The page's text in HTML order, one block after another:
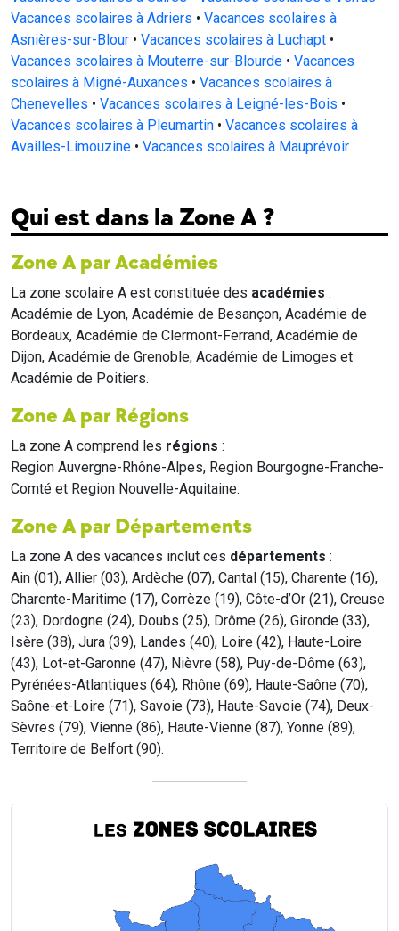
Vacances scolaires à Adriers • Vacances scolaires à
Asnières-sur-Blour • Vacances scolaires à Luchapt •
Vacances scolaires à Mouterre-sur-Blourde • Vacances
scolaires à Migné-Auxances • Vacances scolaires à
Chenevelles • Vacances scolaires à Leigné-les-Bois •
Vacances scolaires à Pleumartin • Vacances scolaires à
Availles-Limouzine • Vacances scolaires à Mauprévoir
Qui est dans la Zone A ?
Zone A par Académies
La zone scolaire A est constituée des académies :
Académie de Lyon, Académie de Besançon, Académie de
Bordeaux, Académie de Clermont-Ferrand, Académie de
Dijon, Académie de Grenoble, Académie de Limoges et
Académie de Poitiers.
Zone A par Régions
La zone A comprend les régions :
Region Auvergne-Rhône-Alpes, Region Bourgogne-Franche-
Comté et Region Nouvelle-Aquitaine.
Zone A par Départements
La zone A des vacances inclut ces départements :
Ain (01), Allier (03), Ardèche (07), Cantal (15), Charente (16),
Charente-Maritime (17), Corrèze (19), Côte-d’Or (21), Creuse
(23), Dordogne (24), Doubs (25), Drôme (26), Gironde (33),
Isère (38), Jura (39), Landes (40), Loire (42), Haute-Loire
(43), Lot-et-Garonne (47), Nièvre (58), Puy-de-Dôme (63),
Pyrénées-Atlantiques (64), Rhône (69), Haute-Saône (70),
Saône-et-Loire (71), Savoie (73), Haute-Savoie (74), Deux-
Sèvres (79), Vienne (86), Haute-Vienne (87), Yonne (89),
Territoire de Belfort (90).